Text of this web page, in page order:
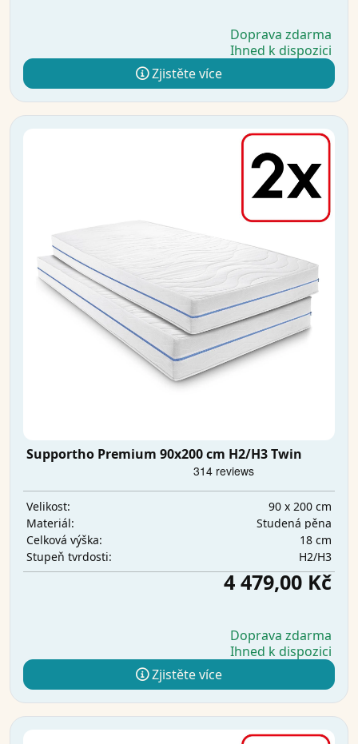
Doprava zdarma
Ihned k dispozici
Zjistěte více
Supportho Premium 90x200 cm H2/H3 Twin
Velikost:
90 x 200 cm
Materiál:
Studená pěna
Celková výška:
18 cm
Stupeň tvrdosti:
H2/H3
4 479,00 Kč
Doprava zdarma
Ihned k dispozici
Zjistěte více